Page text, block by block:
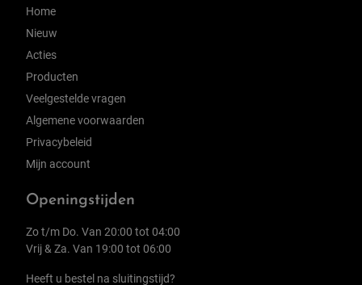
Home
Nieuw
Acties
Producten
Veelgestelde vragen
Algemene voorwaarden
Privacybeleid
Mijn account
Openingstijden
Zo t/m Do. Van 20:00 tot 04:00
Vrij & Za. Van 19:00 tot 06:00
Heeft u bestel na sluitingstijd?